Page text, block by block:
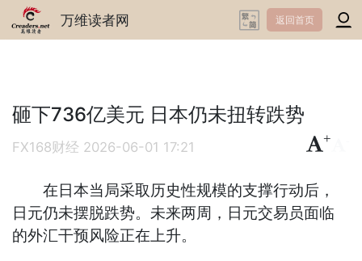
万维读者网 返回首页
砸下736亿美元 日本仍未扭转跌势
FX168财经 2026-06-01 17:21
+
在日本当局采取历史性规模的支撑行动后，
日元仍未摆脱跌势。未来两周，日元交易员面临
的外汇干预风险正在上升。